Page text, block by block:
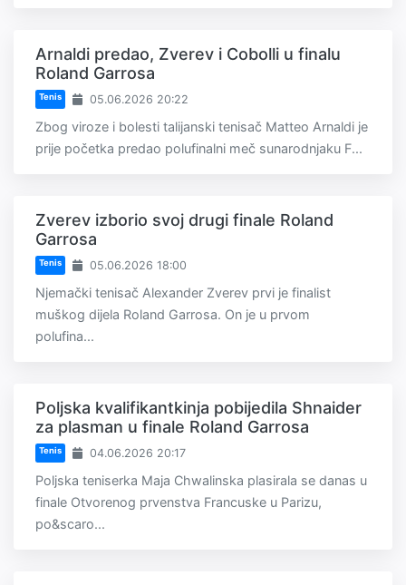
Arnaldi predao, Zverev i Cobolli u finalu
Roland Garrosa
Tenis 05.06.2026 20:22
Zbog viroze i bolesti talijanski tenisač Matteo Arnaldi je
prije početka predao polufinalni meč sunarodnjaku F...
Zverev izborio svoj drugi finale Roland
Garrosa
Tenis 05.06.2026 18:00
Njemački tenisač Alexander Zverev prvi je finalist
muškog dijela Roland Garrosa. On je u prvom
polufina...
Poljska kvalifikantkinja pobijedila Shnaider
za plasman u finale Roland Garrosa
Tenis 04.06.2026 20:17
Poljska teniserka Maja Chwalinska plasirala se danas u
finale Otvorenog prvenstva Francuske u Parizu,
po&scaro...